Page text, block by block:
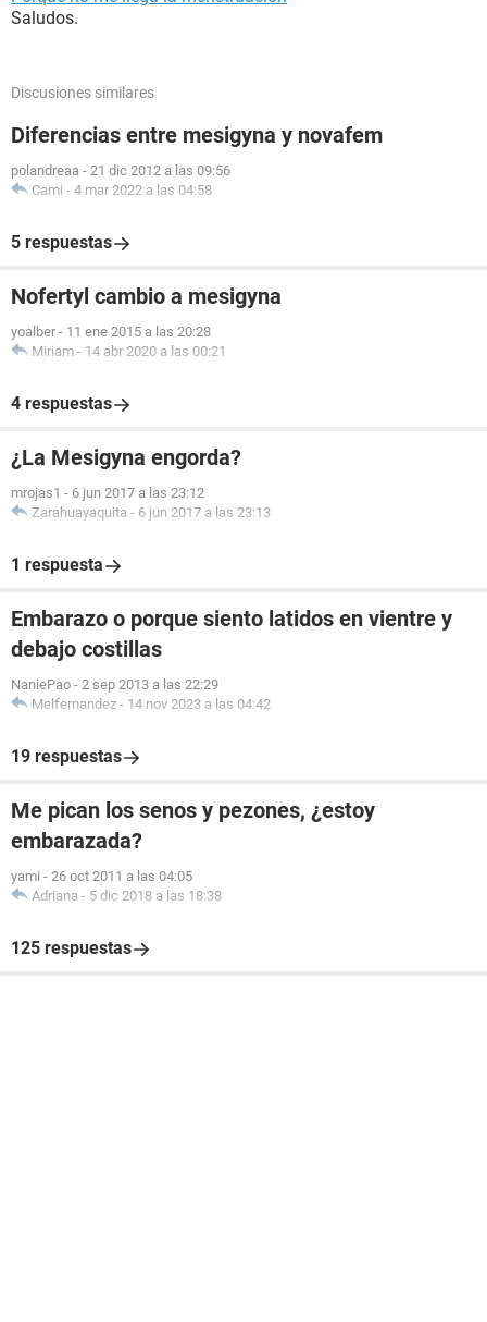
Saludos.
Discusiones similares
Diferencias entre mesigyna y novafem
polandreaa - 21 dic 2012 a las 09:56
Cami - 4 mar 2022 a las 04:58
5 respuestas
Nofertyl cambio a mesigyna
yoalber - 11 ene 2015 a las 20:28
Miriam - 14 abr 2020 a las 00:21
4 respuestas
¿La Mesigyna engorda?
mrojas1 - 6 jun 2017 a las 23:12
Zarahuayaquita - 6 jun 2017 a las 23:13
1 respuesta
Embarazo o porque siento latidos en vientre y
debajo costillas
NaniePao - 2 sep 2013 a las 22:29
Melfernandez - 14 nov 2023 a las 04:42
19 respuestas
Me pican los senos y pezones, ¿estoy
embarazada?
yami - 26 oct 2011 a las 04:05
Adriana - 5 dic 2018 a las 18:38
125 respuestas